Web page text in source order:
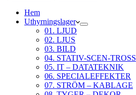
Hem
Uthyrningslager
01. LJUD
02. LJUS
03. BILD
04. STATIV-SCEN-TROSS
05. IT – DATATEKNIK
06. SPECIALEFFEKTER
07. STRÖM – KABLAGE